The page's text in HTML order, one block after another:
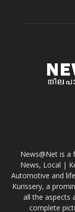
News@Net is a
News, Local |
Automotive and
Kurissery, a
all the aspects
complete